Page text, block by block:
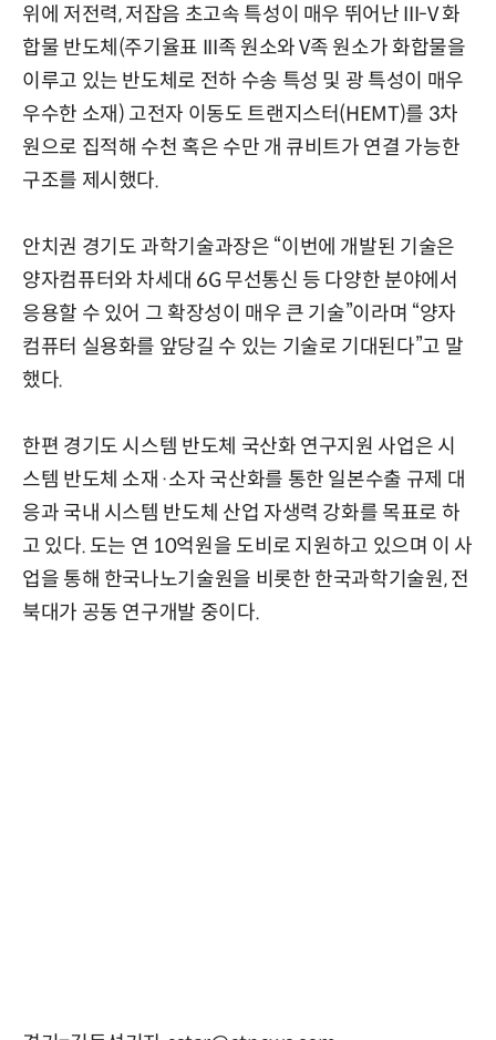
위에 저전력, 저잡음 초고속 특성이 매우 뛰어난 III-V 화
합물 반도체(주기율표 III족 원소와 V족 원소가 화합물을
이루고 있는 반도체로 전하 수송 특성 및 광 특성이 매우
우수한 소재) 고전자 이동도 트랜지스터(HEMT)를 3차
원으로 집적해 수천 혹은 수만 개 큐비트가 연결 가능한
구조를 제시했다.
안치권 경기도 과학기술과장은 “이번에 개발된 기술은
양자컴퓨터와 차세대 6G 무선통신 등 다양한 분야에서
응용할 수 있어 그 확장성이 매우 큰 기술”이라며 “양자
컴퓨터 실용화를 앞당길 수 있는 기술로 기대된다”고 말
했다.
한편 경기도 시스템 반도체 국산화 연구지원 사업은 시
스템 반도체 소재·소자 국산화를 통한 일본수출 규제 대
응과 국내 시스템 반도체 산업 자생력 강화를 목표로 하
고 있다. 도는 연 10억원을 도비로 지원하고 있으며 이 사
업을 통해 한국나노기술원을 비롯한 한국과학기술원, 전
북대가 공동 연구개발 중이다.